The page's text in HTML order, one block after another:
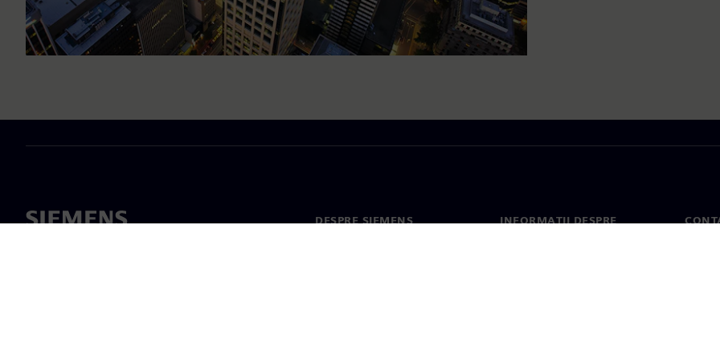
DESPRE SIEMENS
INFORMAȚII DESPRE